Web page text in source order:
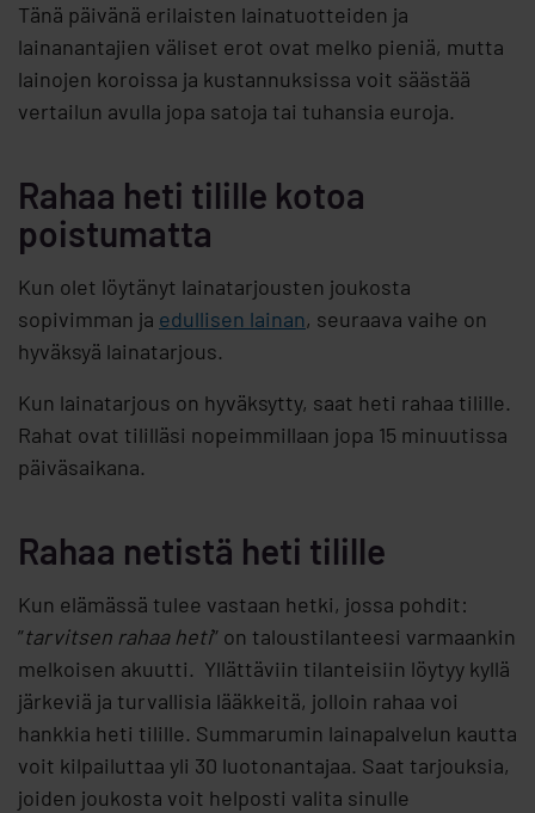
Tänä päivänä erilaisten lainatuotteiden ja
lainanantajien väliset erot ovat melko pieniä, mutta
lainojen koroissa ja kustannuksissa voit säästää
vertailun avulla jopa satoja tai tuhansia euroja.
Rahaa heti tilille kotoa
poistumatta
Kun olet löytänyt lainatarjousten joukosta
sopivimman ja edullisen lainan, seuraava vaihe on
hyväksyä lainatarjous.
Kun lainatarjous on hyväksytty, saat heti rahaa tilille.
Rahat ovat tililläsi nopeimmillaan jopa 15 minuutissa
päiväsaikana.
Rahaa netistä heti tilille
Kun elämässä tulee vastaan hetki, jossa pohdit:
”tarvitsen rahaa heti” on taloustilanteesi varmaankin
melkoisen akuutti. Yllättäviin tilanteisiin löytyy kyllä
järkeviä ja turvallisia lääkkeitä, jolloin rahaa voi
hankkia heti tilille. Summarumin lainapalvelun kautta
voit kilpailuttaa yli 30 luotonantajaa. Saat tarjouksia,
joiden joukosta voit helposti valita sinulle